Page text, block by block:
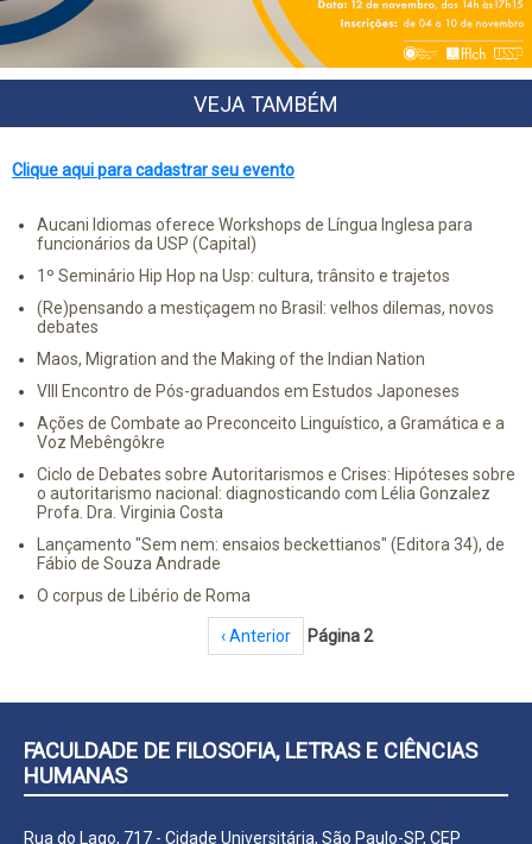
VEJA TAMBÉM
Clique aqui para cadastrar seu evento
Aucani Idiomas oferece Workshops de Língua Inglesa para
funcionários da USP (Capital)
1º Seminário Hip Hop na Usp: cultura, trânsito e trajetos
(Re)pensando a mestiçagem no Brasil: velhos dilemas, novos
debates
Maos, Migration and the Making of the Indian Nation
VIII Encontro de Pós-graduandos em Estudos Japoneses
Ações de Combate ao Preconceito Linguístico, a Gramática e a
Voz Mebêngôkre
Ciclo de Debates sobre Autoritarismos e Crises: Hipóteses sobre
o autoritarismo nacional: diagnosticando com Lélia Gonzalez
Profa. Dra. Virginia Costa
Lançamento "Sem nem: ensaios beckettianos" (Editora 34), de
Fábio de Souza Andrade
O corpus de Libério de Roma
Página anterior
‹ Anterior Página 2
FACULDADE DE FILOSOFIA, LETRAS E CIÊNCIAS
HUMANAS
Rua do Lago, 717 - Cidade Universitária, São Paulo-SP, CEP